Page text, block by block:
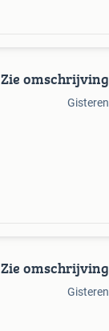
Zie omschrijving
Gisteren
Zie omschrijving
Gisteren